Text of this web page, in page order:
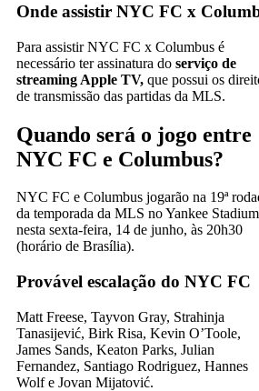
Onde assistir NYC FC x
Para assistir NYC FC x Columbus é
necessário ter assinatura do serviço de
streaming Apple TV, que possui os
de transmissão das partidas da MLS.
Quando será o jogo entre
NYC FC e Columbus?
NYC FC e Columbus jogarão na 19ª
da temporada da MLS no Yankee
nesta sexta-feira, 14 de junho, às 20h30
(horário de Brasília).
Provável escalação do NYC FC
Matt Freese, Tayvon Gray, Strahinja
Tanasijević, Birk Risa, Kevin O’Toole,
James Sands, Keaton Parks, Julian
Fernandez, Santiago Rodriguez, Hannes
Wolf e Jovan Mijatović.